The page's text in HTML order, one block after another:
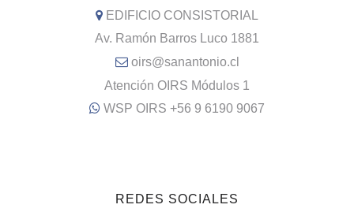
EDIFICIO CONSISTORIAL
Av. Ramón Barros Luco 1881
oirs@sanantonio.cl
Atención OIRS Módulos 1
WSP OIRS +56 9 6190 9067
REDES SOCIALES